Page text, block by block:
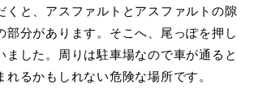
くと、アスファルトとアスファルトの隙
部分があります。そこへ、尾っぽを押し
ました。周りは駐車場なので車が通ると
るかもしれない危険な場所です。